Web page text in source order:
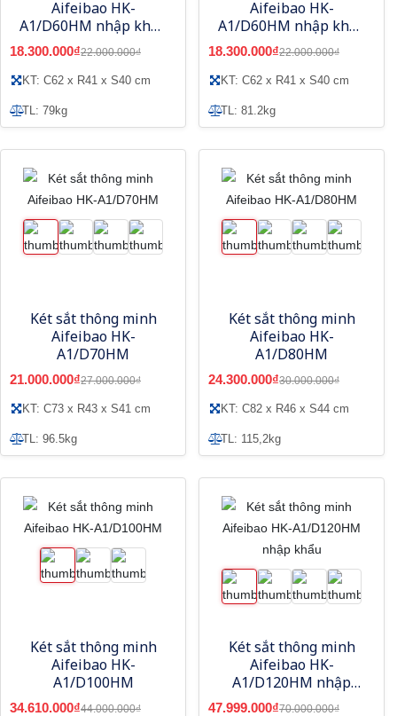
Aifeibao HK-
A1/D60HM nhập khẩu
màu trắng
18.300.000₫22.000.000₫
KT: C62 x R41 x S40 cm
TL: 79kg
Aifeibao HK-
A1/D60HM nhập khẩu
màu xanh xám
18.300.000₫22.000.000₫
KT: C62 x R41 x S40 cm
TL: 81.2kg
Két sắt thông minh
Aifeibao HK-
A1/D70HM
21.000.000₫27.000.000₫
KT: C73 x R43 x S41 cm
TL: 96.5kg
Két sắt thông minh
Aifeibao HK-
A1/D80HM
24.300.000₫30.000.000₫
KT: C82 x R46 x S44 cm
TL: 115,2kg
Két sắt thông minh
Aifeibao HK-
A1/D100HM
34.610.000₫44.000.000₫
Két sắt thông minh
Aifeibao HK-
A1/D120HM nhập
khẩu
47.999.000₫70.000.000₫